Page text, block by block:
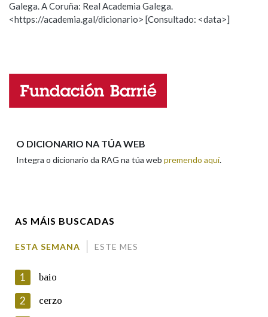
Observación Hai un erro na palabra
Propoño mellorar a definición
Nome
Galega. A Coruña: Real Academia Galega.
<https://academia.gal/dicionario> [Consultado: <data>]
O DICIONARIO NA TÚA WEB
Integra o dicionario da RAG na túa web premendo aquí.
AS MÁIS BUSCADAS
ESTA SEMANA ESTE MES
1 baio
2 cerzo